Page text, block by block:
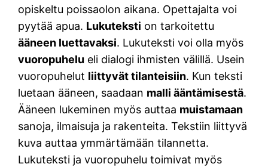
opiskeltu poissaolon aikana. Opettajalta voi
pyytää apua. Lukuteksti on tarkoitettu
ääneen luettavaksi. Lukuteksti voi olla myös
vuoropuhelu eli dialogi ihmisten välillä. Usein
vuoropuhelut liittyvät tilanteisiin. Kun teksti
luetaan ääneen, saadaan malli ääntämisestä.
Ääneen lukeminen myös auttaa muistamaan
sanoja, ilmaisuja ja rakenteita. Tekstiin liittyvä
kuva auttaa ymmärtämään tilannetta.
Lukuteksti ja vuoropuhelu toimivat myös